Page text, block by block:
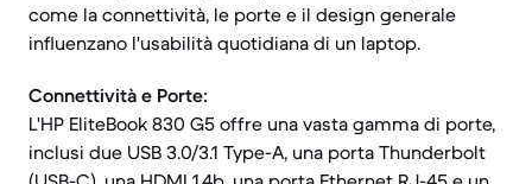
come la connettività, le porte e il design generale
influenzano l'usabilità quotidiana di un laptop.
Connettività e Porte:
L'HP EliteBook 830 G5 offre una vasta gamma di porte,
inclusi due USB 3.0/3.1 Type-A, una porta Thunderbolt